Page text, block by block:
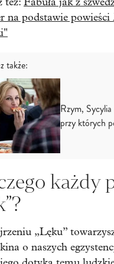
podstawie powieści
także:
Rzym,
przy których
każdy
„Lęku”
o naszych